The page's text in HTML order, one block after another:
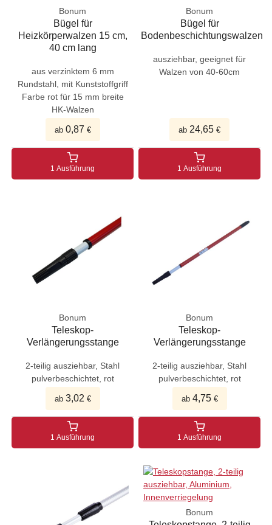
Bonum
Bügel für
Heizkörperwalzen 15 cm,
40 cm lang
aus verzinktem 6 mm
Rundstahl, mit Kunststoffgriff
Farbe rot für 15 mm breite
HK-Walzen
ab 0,87 €
1 Ausführung
Bonum
Bügel für
Bodenbeschichtungswalzen
ausziehbar, geeignet für
Walzen von 40-60cm
ab 24,65 €
1 Ausführung
Bonum
Teleskop-
Verlängerungsstange
2-teilig ausziehbar, Stahl
pulverbeschichtet, rot
ab 3,02 €
1 Ausführung
Bonum
Teleskop-
Verlängerungsstange
2-teilig ausziehbar, Stahl
pulverbeschichtet, rot
ab 4,75€
1 Ausführung
Bonum